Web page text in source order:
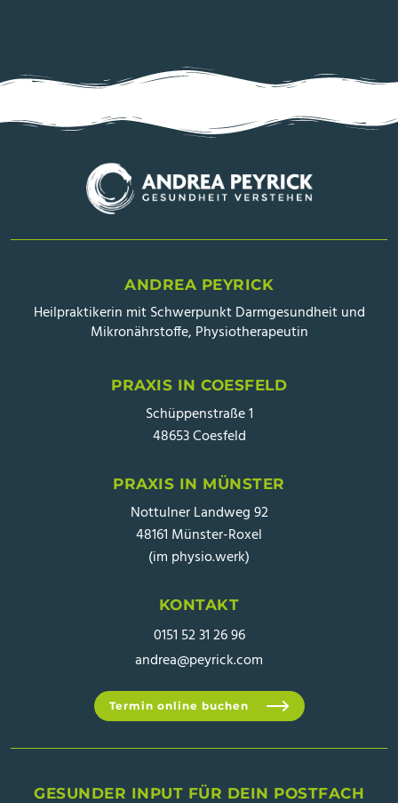
ANDREA PEYRICK
Heilpraktikerin mit Schwerpunkt Darmgesundheit und
Mikronährstoffe, Physiotherapeutin
PRAXIS IN COESFELD
Schüppenstraße 1
48653 Coesfeld
PRAXIS IN MÜNSTER
Nottulner Landweg 92
48161 Münster-Roxel
(im physio.werk)
KONTAKT
0151 52 31 26 96
andrea@peyrick.com
Termin online buchen
GESUNDER INPUT FÜR DEIN POSTFACH